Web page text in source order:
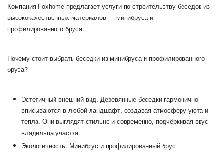
Компания Foxhome предлагает услуги по строительству беседок из
высококачественных материалов — минибруса и
профилированного бруса.
Почему стоит выбрать беседки из минибруса и профилированного
бруса?
Эстетичный внешний вид. Деревянные беседки гармонично
вписываются в любой ландшафт, создавая атмосферу уюта и
тепла. Они выглядят стильно и современно, подчёркивая вкус
владельца участка.
Экологичность. Минибрус и профилированный брус